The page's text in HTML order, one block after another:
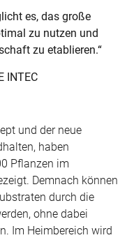
es, das große
zu nutzen und
zu etablieren.“
INTEC
und der neue
haben
Pflanzen im
Demnach können
durch die
ohne dabei
Im Heimbereich wird